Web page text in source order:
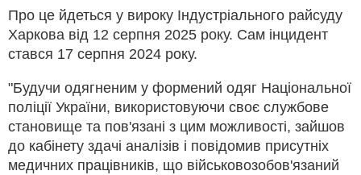
Про це йдеться у вироку Індустріального райсуду
Харкова від 12 серпня 2025 року. Сам інцидент
стався 17 серпня 2024 року.
"Будучи одягненим у формений одяг Національної
поліції України, використовуючи своє службове
становище та пов'язані з цим можливості, зайшов
до кабінету здачі аналізів і повідомив присутніх
медичних працівників, що військовозобов'язаний